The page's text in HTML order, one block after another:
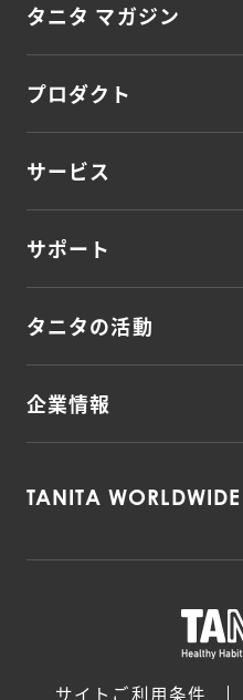
タニタ マガジン
プロダクト
サービス
サポート
タニタの活動
企業情報
TANITA WORLDWIDE
サイトご利用条件